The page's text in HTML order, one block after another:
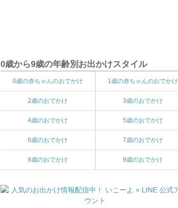
0歳から9歳の年齢別お出かけスタイル
0歳の赤ちゃんのおでかけ 1歳の赤ちゃんのおでかけ
2歳のおでかけ 3歳のおでかけ
4歳のおでかけ 5歳のおでかけ
6歳のおでかけ 7歳のおでかけ
8歳のおでかけ 9歳のおでかけ